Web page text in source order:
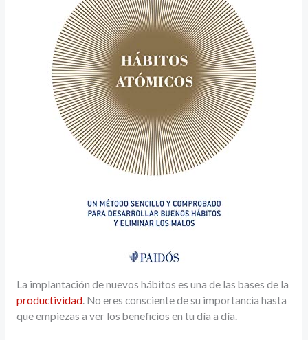
La implantación de nuevos hábitos es una de las bases de la
productividad. No eres consciente de su importancia hasta
que empiezas a ver los beneficios en tu día a día.